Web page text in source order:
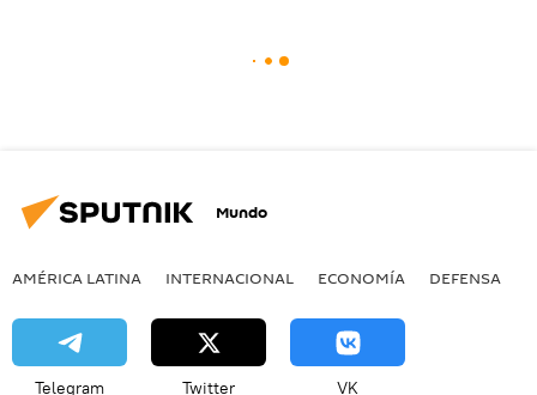
Mundo
AMÉRICA LATINA INTERNACIONAL ECONOMÍA DEFENSA
Telegram Twitter VK